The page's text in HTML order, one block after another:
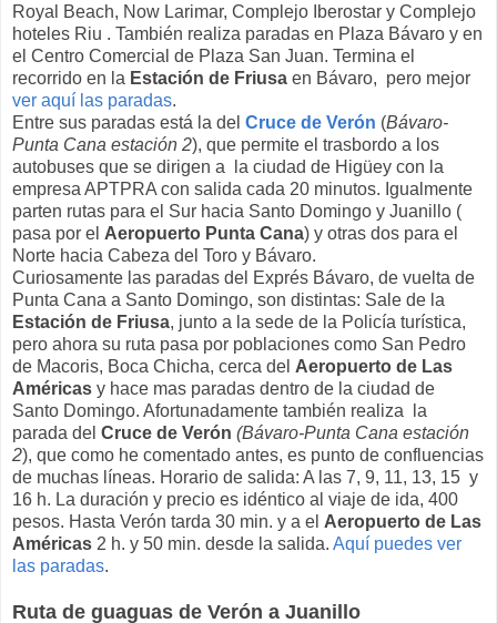
Royal Beach, Now Larimar, Complejo Iberostar y Complejo
hoteles Riu . También realiza paradas en Plaza Bávaro y en
el Centro Comercial de Plaza San Juan. Termina el
recorrido en la Estación de Friusa en Bávaro, pero mejor
ver aquí las paradas.
Entre sus paradas está la del Cruce de Verón (Bávaro-
Punta Cana estación 2), que permite el trasbordo a los
autobuses que se dirigen a la ciudad de Higüey con la
empresa APTPRA con salida cada 20 minutos. Igualmente
parten rutas para el Sur hacia Santo Domingo y Juanillo (
pasa por el Aeropuerto Punta Cana) y otras dos para el
Norte hacia Cabeza del Toro y Bávaro.
Curiosamente las paradas del Exprés Bávaro, de vuelta de
Punta Cana a Santo Domingo, son distintas: Sale de la
Estación de Friusa, junto a la sede de la Policía turística,
pero ahora su ruta pasa por poblaciones como San Pedro
de Macoris, Boca Chicha, cerca del Aeropuerto de Las
Américas y hace mas paradas dentro de la ciudad de
Santo Domingo. Afortunadamente también realiza la
parada del Cruce de Verón (Bávaro-Punta Cana estación
2), que como he comentado antes, es punto de confluencias
de muchas líneas. Horario de salida: A las 7, 9, 11, 13, 15 y
16 h. La duración y precio es idéntico al viaje de ida, 400
pesos. Hasta Verón tarda 30 min. y a el Aeropuerto de Las
Américas 2 h. y 50 min. desde la salida. Aquí puedes ver
las paradas.
Ruta de guaguas de Verón a Juanillo